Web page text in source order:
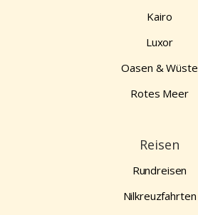
Kairo
Luxor
Oasen & Wüste
Rotes Meer
Reisen
Rundreisen
Nilkreuzfahrten